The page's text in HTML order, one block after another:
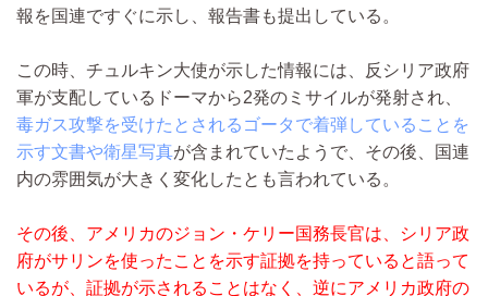
報を国連ですぐに示し、報告書も提出している。
この時、チュルキン大使が示した情報には、反シリア政府
軍が支配しているドーマから2発のミサイルが発射され、
毒ガス攻撃を受けたとされるゴータで着弾していることを
示す文書や衛星写真が含まれていたようで、その後、国連
内の雰囲気が大きく変化したとも言われている。
その後、アメリカのジョン・ケリー国務長官は、シリア政
府がサリンを使ったことを示す証拠を持っていると語って
いるが、証拠が示されることはなく、逆にアメリカ政府の